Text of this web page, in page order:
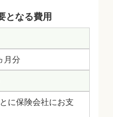
となる費用
月分
に保険会社にお支